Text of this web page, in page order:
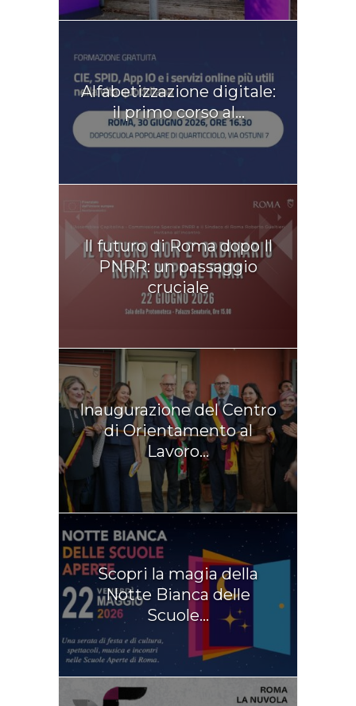
Alfabetizzazione digitale:
il primo corso al...
Il futuro di Roma dopo Il
PNRR: un passaggio
cruciale
Inaugurazione del Centro
di Orientamento al
Lavoro...
Scopri la magia della
Notte Bianca delle
Scuole...